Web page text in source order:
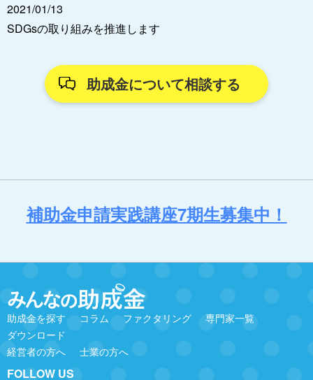
2021/01/13
SDGsの取り組みを推進します
助成金について相談する
補助金申請実践講座7期生募集中！
助成金を探す コラム ファクタリング
専門家一覧
ダウンロード
経営者の方へ
士業の方へ
FOLLOW US